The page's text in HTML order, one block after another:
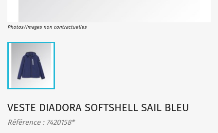
Photos/Images non contractuelles
VESTE DIADORA SOFTSHELL SAIL BLEU
Référence : 7420158*